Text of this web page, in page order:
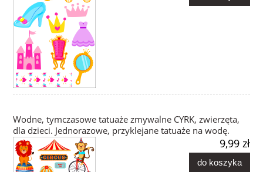
Wodne, tymczasowe tatuaże zmywalne CYRK, zwierzęta,
dla dzieci. Jednorazowe, przyklejane tatuaże na wodę.
9,99 zł
do koszyka